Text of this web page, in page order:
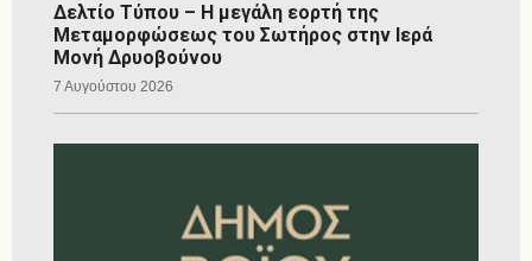
Δελτίο Τύπου – Η μεγάλη εορτή της
Μεταμορφώσεως του Σωτήρος στην Ιερά
Μονή Δρυοβούνου
7 Αυγούστου 2026